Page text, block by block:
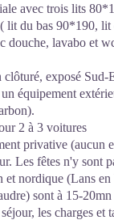
avec trois lits
lit du bas 90*190,
douche, lavabo et
exposé Sud-
équipement
2 à 3 voitures
privative (aucun
Les fêtes n'y sont
et nordique (Lans
sont à 15-
les charges et